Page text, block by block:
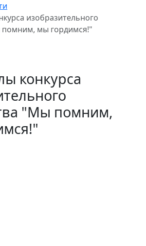
изобразительного
мы гордимся!"
конкурса
"Мы помним,